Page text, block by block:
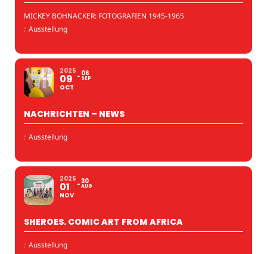
MICKEY BOHNACKER: FOTOGRAFIEN 1945-1965
: Ausstellung
2025
09
OCT
06
SEP
NACHRICHTEN – NEWS
: Ausstellung
2025
01
NOV
30
AUG
SHEROES. COMIC ART FROM AFRICA
: Ausstellung